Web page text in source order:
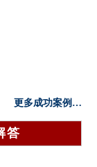
更多成功案例…
答